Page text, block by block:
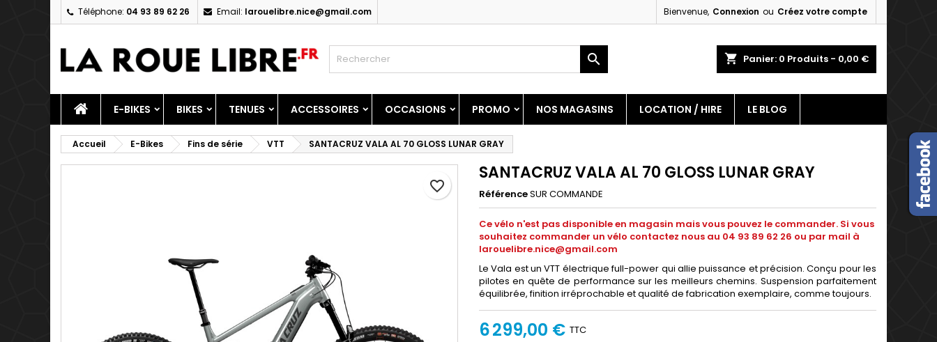
Téléphone: 04 93 89 62 26 Email: larouelibre.nice@gmail.com Bienvenue, Connexion ou Créez votre compte
shopping_cart Panier: 0 Produits - 0,00 €

E-BIKES BIKES TENUES ACCESSOIRES OCCASIONS PROMO NOS MAGASINS LOCATION / HIRE LE BLOG
Accueil E-Bikes Fins de série VTT SANTACRUZ VALA AL 70 GLOSS LUNAR GRAY
SANTACRUZ VALA AL 70 GLOSS LUNAR GRAY
RéférenceSUR COMMANDE
Ce vélo n'est pas disponible en magasin mais vous pouvez le commander. Si vous
souhaitez commander un vélo contactez nous au 04 93 89 62 26 ou par mail à
larouelibre.nice@gmail.com
Le Vala est un VTT électrique full-power qui allie puissance et précision. Conçu pour les
pilotes en quête de performance sur les meilleurs chemins. Suspension parfaitement
équilibrée, finition irréprochable et qualité de fabrication exemplaire, comme toujours.
6 299,00 € TTC
favorite_border
My wishlists
Create new list
Créer une liste d'envies
Annuler
Connexion
Vous devez être connecté pour ajouter des produits à votre liste
Annuler